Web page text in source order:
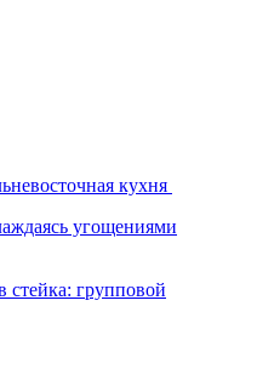
кухня
угощениями